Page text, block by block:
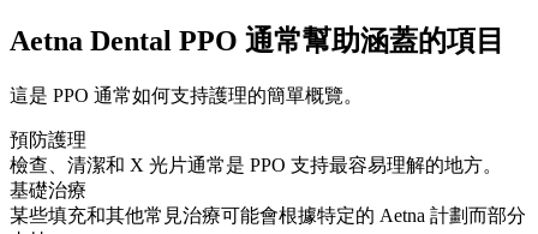
Aetna Dental PPO 通常幫助涵蓋的項目
這是 PPO 通常如何支持護理的簡單概覽。
預防護理
檢查、清潔和 X 光片通常是 PPO 支持最容易理解的地方。
基礎治療
某些填充和其他常見治療可能會根據特定的 Aetna 計劃而部分